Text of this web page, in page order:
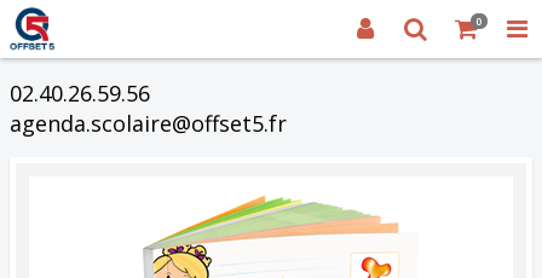
0
02.40.26.59.56
agenda.scolaire@offset5.fr